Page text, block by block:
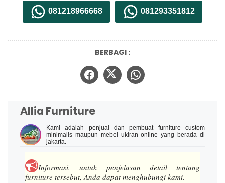
081218966668 081293351812
BERBAGI :
Allia Furniture
Kami adalah penjual dan pembuat furniture custom
minimalis maupun mebel ukiran online yang berada di
jakarta.
Informasi.untuk penjelasan detail tentang
furniture tersebut, Anda dapat menghubungi kami.